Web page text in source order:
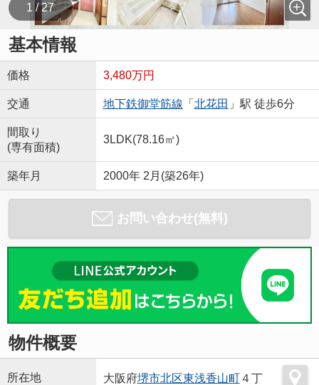
1 / 27
基本情報
価格 3,480万円
交通 地下鉄御堂筋線 「 北花田 」駅 徒歩6分
間取り
(専有面積)
3LDK(78.16㎡)
築年月 2000年 2月(築26年)
お問い合わせ(無料)
物件概要
所在地 大阪府堺市北区東浅香山町４丁